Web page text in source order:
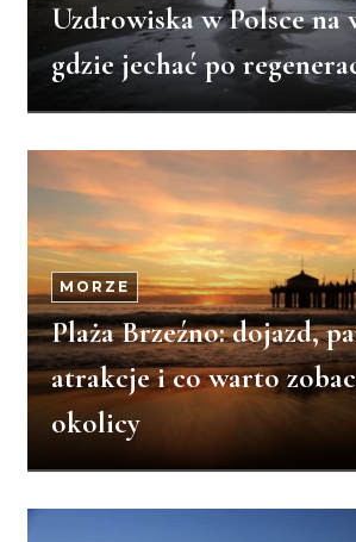
Uzdrowiska w Polsce na
gdzie jechać po
MORZE
Plaża Brzeźno: dojazd,
atrakcje i co warto
okolicy